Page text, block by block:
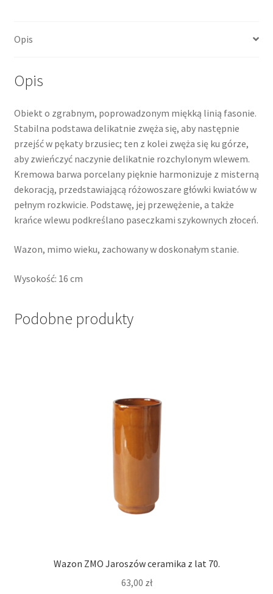
Opis
Opis
Obiekt o zgrabnym, poprowadzonym miękką linią fasonie.
Stabilna podstawa delikatnie zwęża się, aby następnie
przejść w pękaty brzusiec; ten z kolei zwęża się ku górze,
aby zwieńczyć naczynie delikatnie rozchylonym wlewem.
Kremowa barwa porcelany pięknie harmonizuje z misterną
dekoracją, przedstawiającą różowoszare główki kwiatów w
pełnym rozkwicie. Podstawę, jej przewężenie, a także
krańce wlewu podkreślano paseczkami szykownych złoceń.
Wazon, mimo wieku, zachowany w doskonałym stanie.
Wysokość: 16 cm
Podobne produkty
Wazon ZMO Jaroszów ceramika z lat 70.
63,00 zł